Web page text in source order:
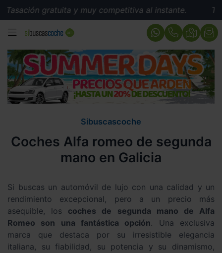
gratuita y muy competitiva al instante. Tasación
MENÚ
Sibuscascoche
Coches Alfa romeo de segunda
mano en Galicia
Si buscas un automóvil de lujo con una calidad y un
rendimiento excepcional, pero a un precio más
asequible, los coches de segunda mano de Alfa
Romeo son una fantástica opción. Una exclusiva
marca que destaca por su irresistible elegancia
italiana, su fiabilidad, su potencia y su dinamismo,